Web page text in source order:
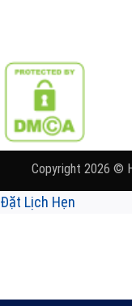
Copyright 2026 ©
Đặt Lịch Hẹn